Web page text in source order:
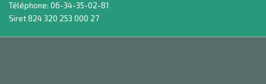
Téléphone: 06-34-35-02-81
Siret 824 320 253 000 27